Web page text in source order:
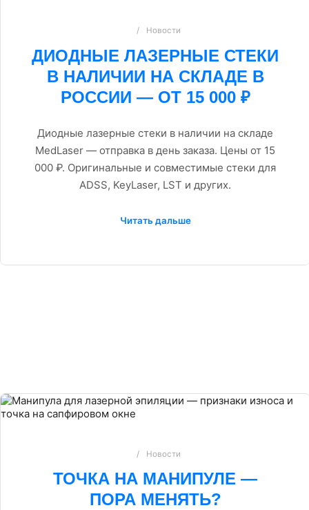
Новости
ДИОДНЫЕ ЛАЗЕРНЫЕ СТЕКИ
В НАЛИЧИИ НА СКЛАДЕ В
РОССИИ — ОТ 15 000 ₽
Диодные лазерные стеки в наличии на складе
MedLaser — отправка в день заказа. Цены от 15
000 ₽. Оригинальные и совместимые стеки для
ADSS, KeyLaser, LST и других.
Читать дальше
Новости
ТОЧКА НА МАНИПУЛЕ —
ПОРА МЕНЯТЬ?